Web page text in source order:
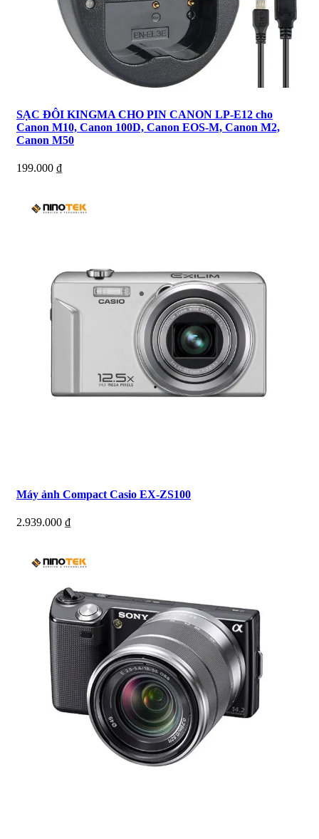
SẠC ĐÔI KINGMA CHO PIN CANON LP-E12 cho
Canon M10, Canon 100D, Canon EOS-M, Canon M2,
Canon M50
199.000 ₫
Máy ảnh Compact Casio EX-ZS100
2.939.000 ₫